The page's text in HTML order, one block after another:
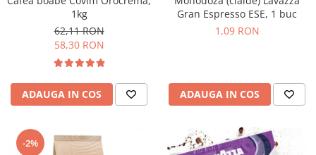
1kg
62,11 RON
58,30 RON
ADAUGA IN COS
Gran Espresso ESE, 1 buc
1,09 RON
ADAUGA IN COS
-2%